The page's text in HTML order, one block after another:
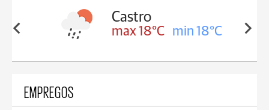
17°C
Castro
max 18°C min 18°C
EMPREGOS